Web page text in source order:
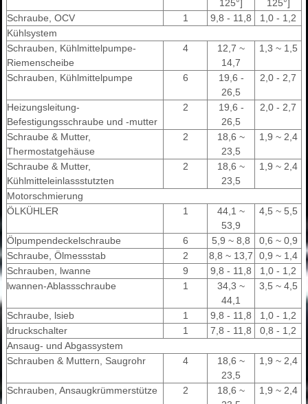
125°]
125°]
Schraube, OCV
1 9,8 - 11,8
1,0 - 1,2
Kühlsystem
Schrauben, Kühlmittelpumpe-
Riemenscheibe
4
12,7 ~
14,7
1,3 ~ 1,5
Schrauben, Kühlmittelpumpe 6
19,6 -
26,5
2,0 - 2,7
Heizungsleitung-
Befestigungsschraube und -mutter
2
19,6 -
26,5
2,0 - 2,7
Schraube & Mutter,
Thermostatgehäuse
2
18,6 ~
23,5
1,9 ~ 2,4
Schraube & Mutter,
Kühlmitteleinlassstutzten
2
18,6 ~
23,5
1,9 ~ 2,4
Motorschmierung
ÖLKÜHLER
1
44,1 ~
53,9
4,5 ~ 5,5
Ölpumpendeckelschraube 6 5,9 ~ 8,8
0,6 ~ 0,9
Schraube, Ölmessstab
2 8,8 ~ 13,7
0,9 ~ 1,4
Schrauben, lwanne
9 9,8 - 11,8
1,0 - 1,2
lwannen-Ablassschraube
1
34,3 ~
44,1
3,5 ~ 4,5
Schraube, lsieb 1 9,8 - 11,8
1,0 - 1,2
ldruckschalter
1 7,8 - 11,8
0,8 - 1,2
Ansaug- und Abgassystem
Schrauben & Muttern, Saugrohr
4
18,6 ~
23,5
1,9 ~ 2,4
Schrauben, Ansaugkrümmerstütze 2
18,6 ~
1,9 ~ 2,4